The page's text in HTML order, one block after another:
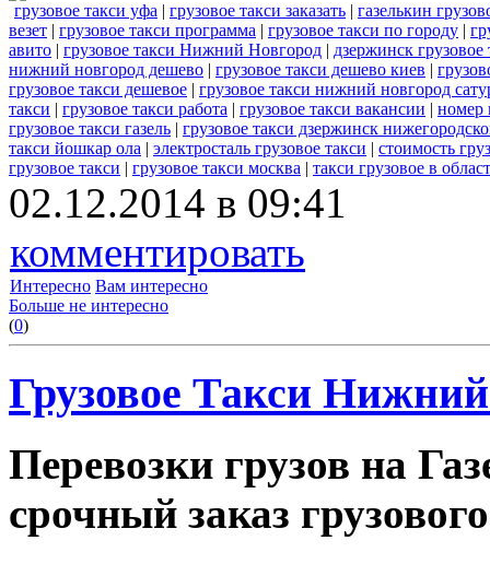
грузовое такси уфа | грузовое такси заказать | газелькин
везет | грузовое такси программа | грузовое такси по городу |
авито | грузовое такси Нижний Новгород | дзержинск грузовое
нижний новгород дешево | грузовое такси дешево киев |
грузовое такси дешевое | грузовое такси нижний новгород
такси | грузовое такси работа | грузовое такси вакансии | номер
грузовое такси газель | грузовое такси дзержинск
такси йошкар ола | электросталь грузовое такси | стоимость
грузовое такси | грузовое такси москва | такси грузовое в
02.12.2014 в 09:41
комментировать
Интересно Вам интересно
Больше не интересно
(0)
Грузовое Такси
Перевозки грузов на
срочный заказ